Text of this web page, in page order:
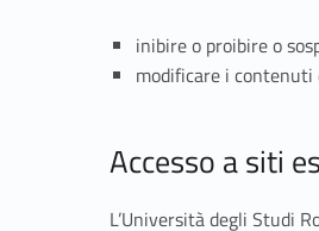
inibire o proibire o
modificare i contenuti
Accesso a siti
L’Università degli Studi